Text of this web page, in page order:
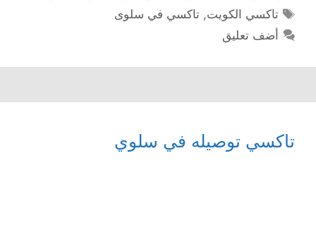
الوسوم
تاكسي الكويت,تاكسي في سلوى
أضف تعليق
تاكسي توصيله في سلوي